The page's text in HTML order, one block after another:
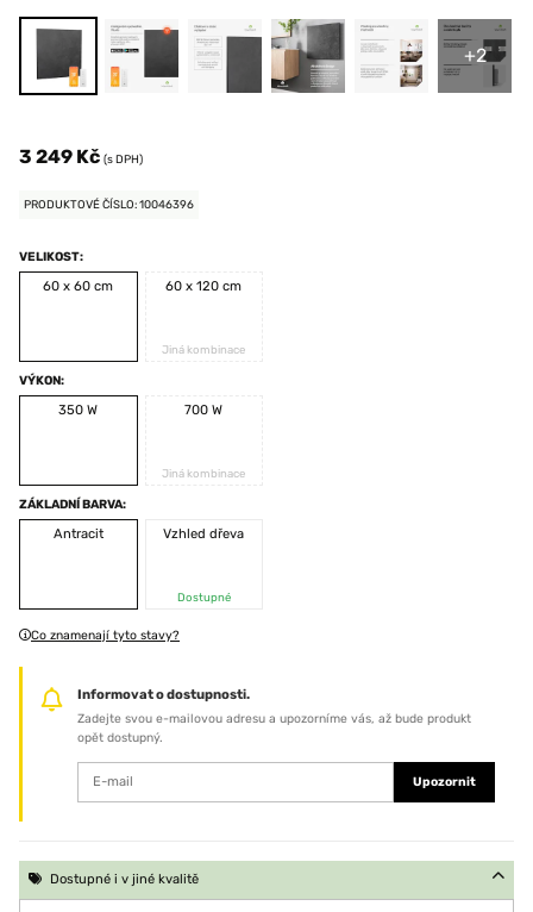
+2
3 249 Kč (s DPH)
PRODUKTOVÉ ČÍSLO: 10046396
VELIKOST:
60 x 60 cm
60 x 120 cm
Jiná kombinace
VÝKON:
350 W
700 W
Jiná kombinace
ZÁKLADNÍ BARVA:
Antracit
Vzhled dřeva
Dostupné
Co znamenají tyto stavy?
Informovat o dostupnosti.
Zadejte svou e-mailovou adresu a upozorníme vás, až bude produkt
opět dostupný.
Upozornit
Dostupné i v jiné kvalitě